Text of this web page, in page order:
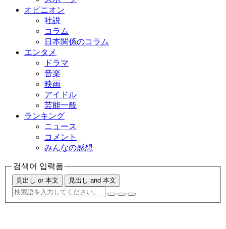
オピニオン
社説
コラム
日本関係のコラム
エンタメ
ドラマ
音楽
映画
アイドル
芸能一般
ランキング
ニュース
コメント
みんなの感想
검색어 입력폼
見出し or 本文 見出し and 本文